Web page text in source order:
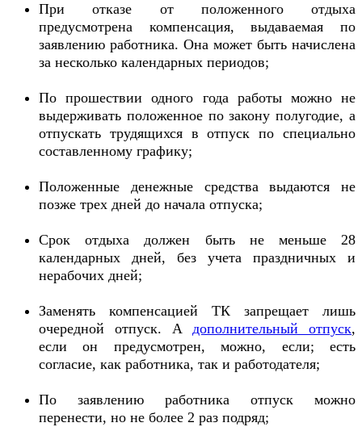
При отказе от положенного отдыха
предусмотрена компенсация, выдаваемая по
заявлению работника. Она может быть начислена
за несколько календарных периодов;
По прошествии одного года работы можно не
выдерживать положенное по закону полугодие, а
отпускать трудящихся в отпуск по специально
составленному графику;
Положенные денежные средства выдаются не
позже трех дней до начала отпуска;
Срок отдыха должен быть не меньше 28
календарных дней, без учета праздничных и
нерабочих дней;
Заменять компенсацией ТК запрещает лишь
очередной отпуск. Адополнительный отпуск,
если он предусмотрен, можно, если; есть
согласие, как работника, так и работодателя;
По заявлению работника отпуск можно
перенести, но не более 2 раз подряд;